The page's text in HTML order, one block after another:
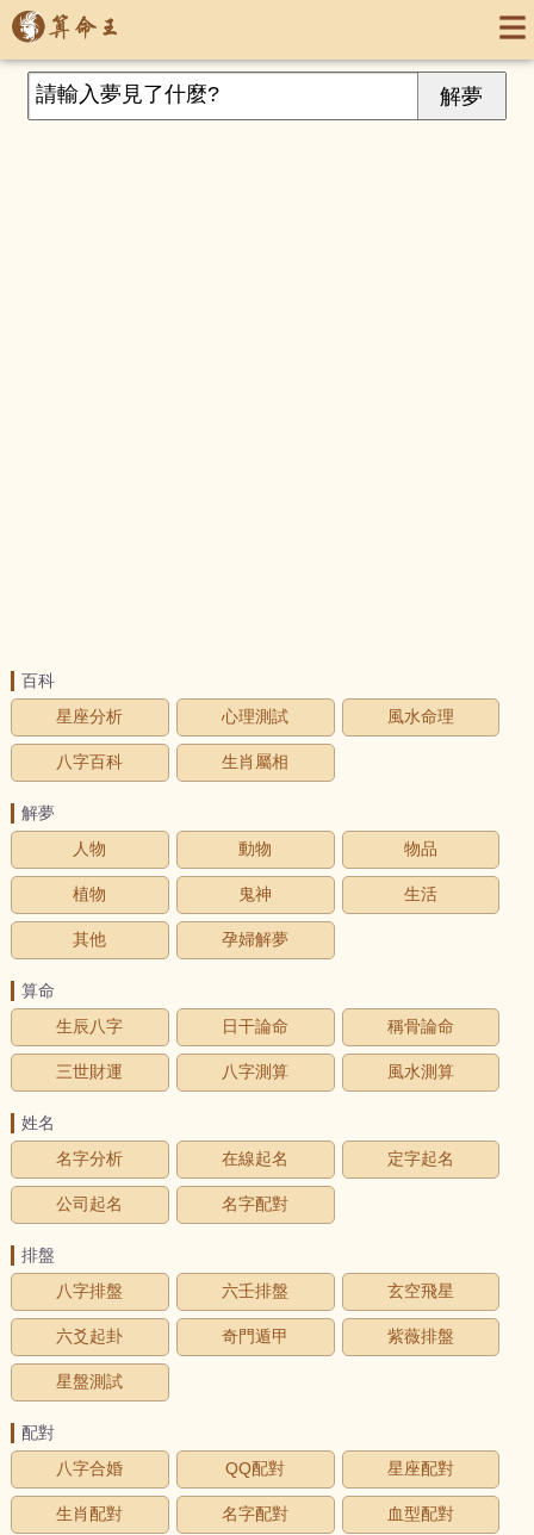
百科
星座分析
心理測試 風水命理
八字百科 生肖屬相
解夢
人物
動物 物品
植物 鬼神 生活
其他 孕婦解夢
算命
生辰八字
日干論命 稱骨論命
三世財運 八字測算 風水測算
姓名
名字分析
在線起名 定字起名
公司起名 名字配對
排盤
八字排盤
六壬排盤 玄空飛星
六爻起卦 奇門遁甲 紫薇排盤
星盤測試
配對
八字合婚
QQ配對 星座配對
生肖配對 名字配對 血型配對